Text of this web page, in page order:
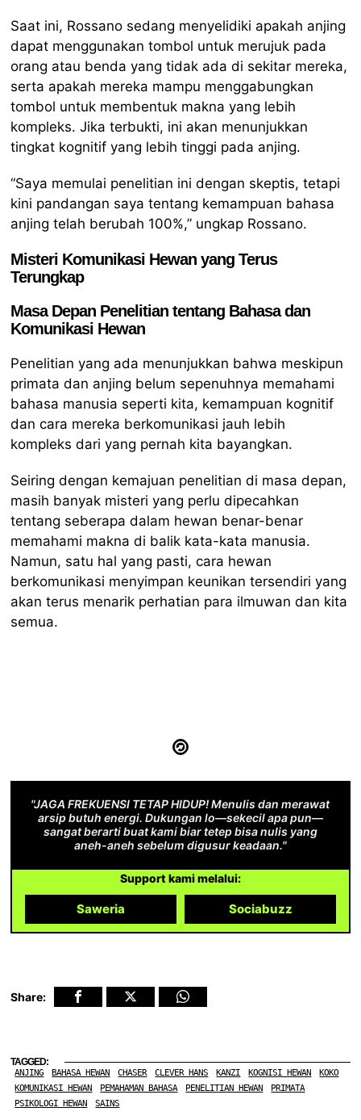
Saat ini, Rossano sedang menyelidiki apakah anjing
dapat menggunakan tombol untuk merujuk pada
orang atau benda yang tidak ada di sekitar mereka,
serta apakah mereka mampu menggabungkan
tombol untuk membentuk makna yang lebih
kompleks. Jika terbukti, ini akan menunjukkan
tingkat kognitif yang lebih tinggi pada anjing.
“Saya memulai penelitian ini dengan skeptis, tetapi
kini pandangan saya tentang kemampuan bahasa
anjing telah berubah 100%,” ungkap Rossano.
Misteri Komunikasi Hewan yang Terus
Terungkap
Masa Depan Penelitian tentang Bahasa dan
Komunikasi Hewan
Penelitian yang ada menunjukkan bahwa meskipun
primata dan anjing belum sepenuhnya memahami
bahasa manusia seperti kita, kemampuan kognitif
dan cara mereka berkomunikasi jauh lebih
kompleks dari yang pernah kita bayangkan.
Seiring dengan kemajuan penelitian di masa depan,
masih banyak misteri yang perlu dipecahkan
tentang seberapa dalam hewan benar-benar
memahami makna di balik kata-kata manusia.
Namun, satu hal yang pasti, cara hewan
berkomunikasi menyimpan keunikan tersendiri yang
akan terus menarik perhatian para ilmuwan dan kita
semua.
"JAGA FREKUENSI TETAP HIDUP! Menulis dan merawat
arsip butuh energi. Dukungan lo—sekecil apa pun—
sangat berarti buat kami biar tetep bisa nulis yang
aneh-aneh sebelum digusur keadaan."
Support kami melalui:
Saweria Sociabuzz
Share:
TAGGED:
ANJING BAHASA HEWAN CHASER CLEVER HANS KANZI KOGNISI HEWAN
KOKO
KOMUNIKASI HEWAN
PEMAHAMAN BAHASA PENELITIAN HEWAN
PRIMATA
PSIKOLOGI HEWAN
SAINS